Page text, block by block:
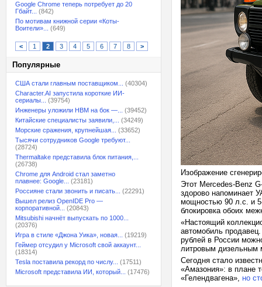
Google Chrome теперь потребует до 20
Гбайт...
(842)
По мотивам книжной серии «Коты-
Воители»...
(649)
< 1 2 3 4 5 6 7 8 >
Популярные
США стали главным поставщиком...
(40304)
Character.AI запустила короткие ИИ-
сериалы...
(39754)
Инженеры уложили HBM на бок —...
(39452)
Китайские специалисты заявили,...
(34249)
Морские сражения, крупнейшая...
(33652)
Тысячи сотрудников Google требуют...
(28724)
Thermaltake представила блок питания,...
(26738)
Chrome для Android стал заметно
плавнее: Google...
(23181)
Россияне стали звонить и писать...
(22291)
Вышел релиз OpenIDE Pro —
корпоративной...
(20843)
Mitsubishi начнёт выпускать по 1000...
(20376)
Игра в стиле «Джона Уика», новая...
(19219)
Геймер отсудил у Microsoft свой аккаунт...
(18314)
Tesla поставила рекорд по числу...
(17511)
Microsoft представила ИИ, который...
(17476)
Изображение
Этот Mercedes-Benz
здорово напоминает
мощностью 90 л.с. и
блокировка обоих
«Настоящий
автомобиль
рублей в России
литровым дизельным
Сегодня стало
«Амазония»: в плане
«Гелендвагена», но